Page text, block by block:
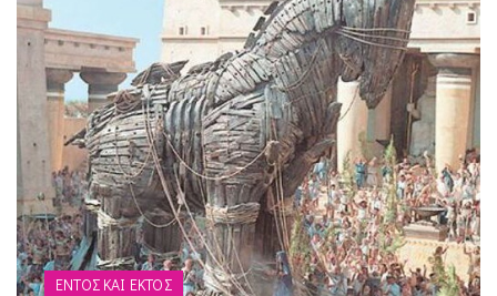
ΕΝΤΌΣ ΚΑΙ ΕΚΤΌΣ